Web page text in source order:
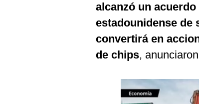
alcanzó un
estadounidense de
convertirá en
de chips,